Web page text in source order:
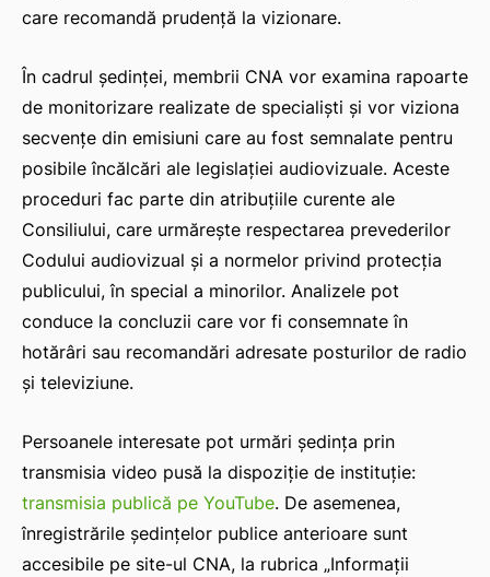
care recomandă prudență la vizionare.
În cadrul ședinței, membrii CNA vor examina rapoarte
de monitorizare realizate de specialiști și vor viziona
secvențe din emisiuni care au fost semnalate pentru
posibile încălcări ale legislației audiovizuale. Aceste
proceduri fac parte din atribuțiile curente ale
Consiliului, care urmărește respectarea prevederilor
Codului audiovizual și a normelor privind protecția
publicului, în special a minorilor. Analizele pot
conduce la concluzii care vor fi consemnate în
hotărâri sau recomandări adresate posturilor de radio
și televiziune.
Persoanele interesate pot urmări ședința prin
transmisia video pusă la dispoziție de instituție:
transmisia publică pe YouTube. De asemenea,
înregistrările ședințelor publice anterioare sunt
accesibile pe site-ul CNA, la rubrica „Informații